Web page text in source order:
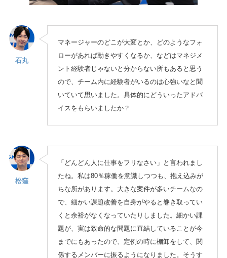
石丸
マネージャーのどこが大変とか、どのようなフォ
ローがあれば動きやすくなるか、などはマネジメ
ント経験者じゃないと分からない所もあると思う
ので、チーム内に経験者がいるのは心強いなと聞
いていて思いました。具体的にどういったアドバ
イスをもらいましたか？
松窪
「どんどん人に仕事をフリなさい」と言われまし
たね。私は80％稼働を意識しつつも、抱え込みが
ちな所があります。大きな案件が多いチームなの
で、細かい課題改善を自身がやると巻き取ってい
くと余裕がなくなっていたりしました。細かい課
題が、実は致命的な問題に直結していることが今
までにもあったので、定例の時に棚卸をして、関
係するメンバーに振るようになりました。そうす